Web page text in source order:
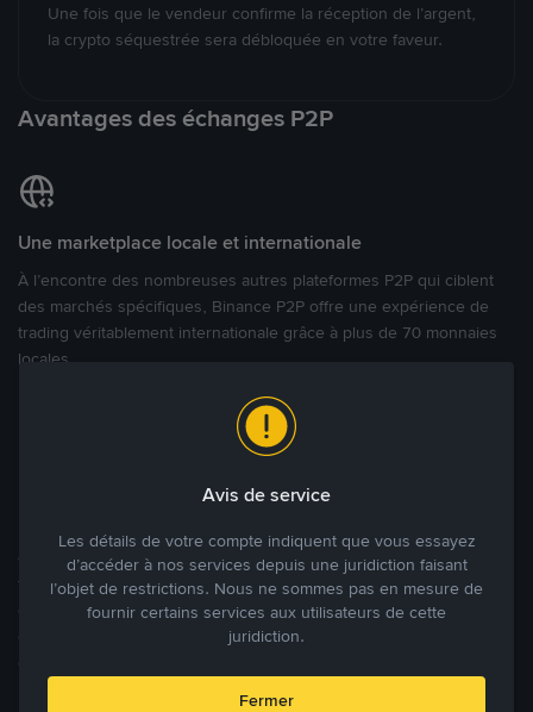
Une fois que le vendeur confirme la réception de l’argent,
la crypto séquestrée sera débloquée en votre faveur.
Avantages des échanges P2P
Une marketplace locale et internationale
À l’encontre des nombreuses autres plateformes P2P qui ciblent
des marchés spécifiques, Binance P2P offre une expérience de
trading véritablement internationale grâce à plus de 70 monnaies
locales.
Modes de paiement flexibles
monde, Binance P2P fournit une plateforme sécurisée pour la
réalisation de trades en cryptomonnaies dans plus de 800 modes
de paiement et plus de 100 monnaies fiat. Les utilisateurs peuvent
facilement acheter, vendre et trader des cryptomonnaies
directement avec d’autres utilisateurs, tout en définissant leurs prix
et leurs modes de paiement préférés sur une Marketplace de
Avis de service
Les détails de votre compte indiquent que vous essayez
d’accéder à nos services depuis une juridiction faisant
l’objet de restrictions. Nous ne sommes pas en mesure de
fournir certains services aux utilisateurs de cette
juridiction.
Fermer